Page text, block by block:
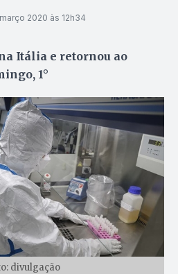
2020 às 12h34
Itália e retornou ao
1°
divulgação